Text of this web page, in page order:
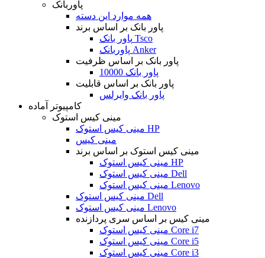
پاوربانک
همه موارد این دسته
پاور بانک بر اساس برند
پاور بانک Tsco
پاوربانک Anker
پاور بانک بر اساس ظرفیت
پاور بانک 10000
پاور بانک بر اساس قابلیت
پاور بانک وایرلس
کامپیوتر آماده
مینی کیس استوک
مینی کیس استوک HP
مینی کیس
مینی کیس استوک بر اساس برند
مینی کیس استوک HP
مینی کیس استوک Dell
مینی کیس استوک Lenovo
مینی کیس استوک Dell
مینی کیس استوک Lenovo
مینی کیس بر اساس سری پردازنده
مینی کیس استوک Core i7
مینی کیس استوک Core i5
مینی کیس استوک Core i3